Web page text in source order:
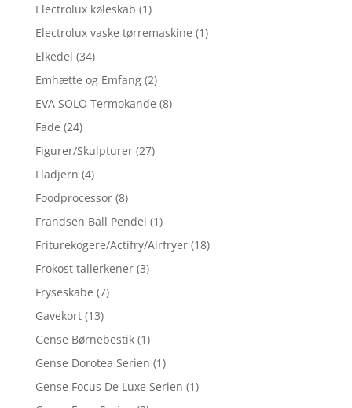
Electrolux køleskab (1)
Electrolux vaske tørremaskine (1)
Elkedel (34)
Emhætte og Emfang (2)
EVA SOLO Termokande (8)
Fade (24)
Figurer/Skulpturer (27)
Fladjern (4)
Foodprocessor (8)
Frandsen Ball Pendel (1)
Friturekogere/Actifry/Airfryer (18)
Frokost tallerkener (3)
Fryseskabe (7)
Gavekort (13)
Gense Børnebestik (1)
Gense Dorotea Serien (1)
Gense Focus De Luxe Serien (1)